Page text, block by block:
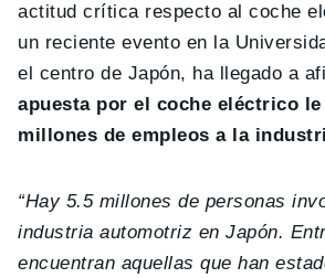
actitud crítica respecto al coche
un reciente evento en la
el centro de Japón, ha llegado a
apuesta por el coche eléctrico
millones de empleos a la
“Hay 5.5 millones de personas
industria automotriz en Japón.
encuentran aquellas que han